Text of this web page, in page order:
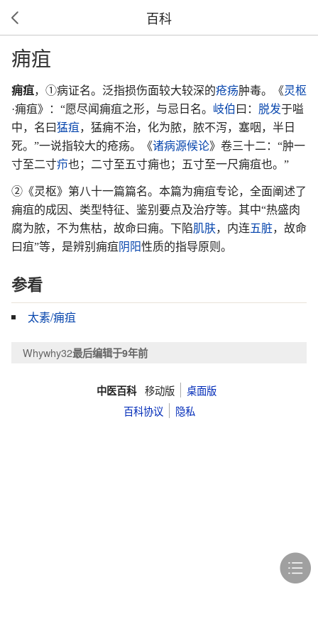
百科
痈疽
痈疽，①病证名。泛指损伤面较大较深的疮疡肿毒。《灵枢
·痈疽》：“愿尽闻痈疽之形，与忌日名。 岐伯 曰： 脱发于嗌
中，名曰猛疽，猛痈不治，化为脓，脓不泻，塞咽，半日
死。”一说指较大的疮疡。《诸病源候论》卷三十二：“肿一
寸至二寸疖也；二寸至五寸痈也；五寸至一尺痈疽也。”
②《灵枢》第八十一篇篇名。本篇为痈疽专论，全面阐述了
痈疽的成因、类型特征、鉴别要点及治疗等。其中“热盛肉
腐为脓，不为焦枯，故命曰痈。下陷肌肤，内连五脏，故命
曰疽”等，是辨别痈疽阴阳性质的指导原则。
参看
太素/痈疽
Whywhy32最后编辑于9年前
中医百科 移动版
桌面版
百科协议
隐私